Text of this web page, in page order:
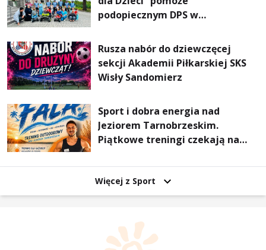
podopiecznym DPS w
Rusza nabór do dziewczęcej
sekcji Akademii Piłkarskiej SKS
Wisły Sandomierz
Sport i dobra energia nad
Jeziorem Tarnobrzeskim.
Piątkowe treningi czekają na
Więcej z Sport